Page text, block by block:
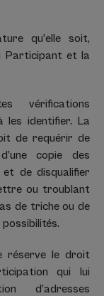
qu’elle soit,
Participant et la
vérifications
les identifier. La
de requérir de
copie des
de disqualifier
ou troublant
de triche ou de
réserve le droit
qui lui
d’adresses